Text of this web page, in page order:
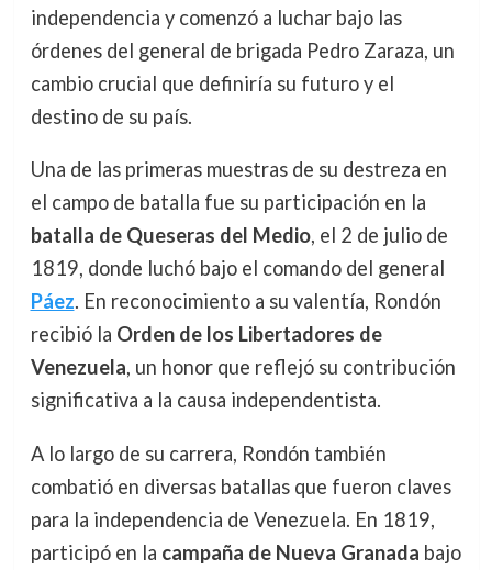
independencia y comenzó a luchar bajo las
órdenes del general de brigada Pedro Zaraza, un
cambio crucial que definiría su futuro y el
destino de su país.
Una de las primeras muestras de su destreza en
el campo de batalla fue su participación en la
batalla de Queseras del Medio, el 2 de julio de
1819, donde luchó bajo el comando del general
Páez. En reconocimiento a su valentía, Rondón
recibió la Orden de los Libertadores de
Venezuela, un honor que reflejó su contribución
significativa a la causa independentista.
A lo largo de su carrera, Rondón también
combatió en diversas batallas que fueron claves
para la independencia de Venezuela. En 1819,
participó en la campaña de Nueva Granada bajo